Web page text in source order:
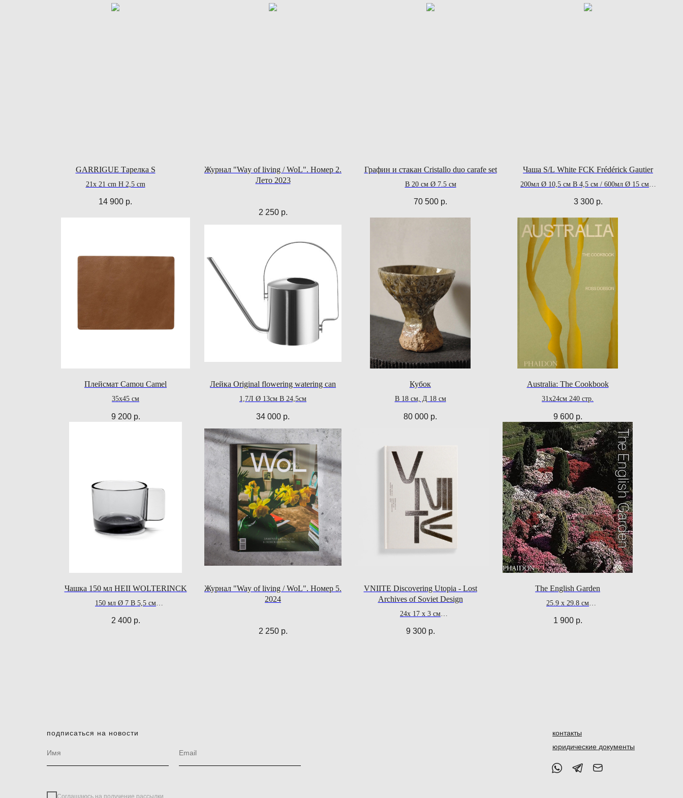
GARRIGUE Тарелка S
21x 21 cm H 2,5 cm
14 900 р.
⁠Журнал "Way of living / WoL". Номер 2.
Лето 2023
2 250 р.
Графин и стакан Cristallo duo carafe set
В 20 см Ø 7.5 см
70 500 р.
Чаша S/L White FCK Frédérick Gautier
200мл Ø 10,5 см В 4,5 см / 600мл Ø 15 см В
3 300 р.
Плейсмат Camou Camel
35х45 см
9 200 р.
Лейка Original flowering watering can
1,7Л Ø 13см В 24,5см
34 000 р.
Кубок
В 18 см, Д 18 см
80 000 р.
Australia: The Cookbook
31x24см 240 стр.
9 600 р.
Чашка 150 мл HEII WOLTERINCK
150 мл Ø 7 В 5,5 см
2 400 р.
Журнал "Way of living / WoL". Номер 5.
2024
2 250 р.
VNIITE Discovering Utopia - Lost
Archives of Soviet Design
24х 17 х 3 см
9 300 р.
The English Garden
25.9 x 29.8 cм
1 900 р.
подписаться на новости
Соглашаюсь на получение рассылки
контакты
юридические документы